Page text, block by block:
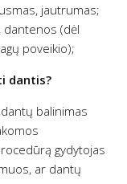
jautrumas;
dantenos (dėl
poveikio);
dantis?
balinimas
gydytojas
ar dantų